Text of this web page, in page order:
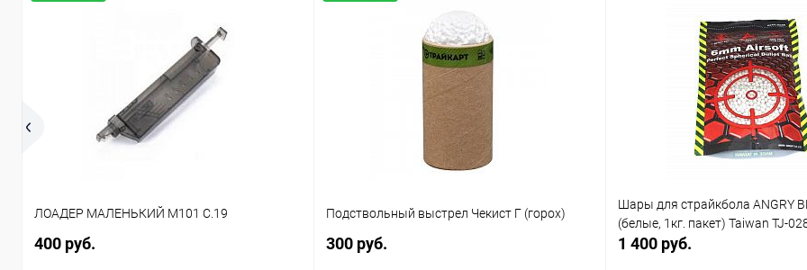
ЛОАДЕР МАЛЕНЬКИЙ M101 C.19
400 руб.
Подствольный выстрел Чекист Г (горох)
300 руб.
Шары для страйкбола ANGRY
(белые, 1кг. пакет) Taiwan TJ-
1 400 руб.